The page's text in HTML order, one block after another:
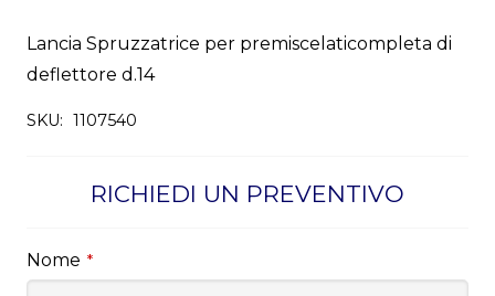
Lancia Spruzzatrice per premiscelaticompleta di
deflettore d.14
SKU: 1107540
RICHIEDI UN PREVENTIVO
Nome *